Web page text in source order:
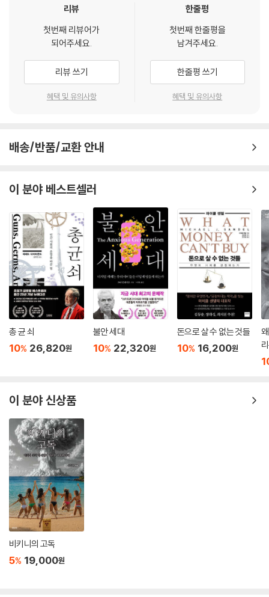
리 밖으로 밀려날 때, 현대의 부모나 교사가 대응하기 어려운 아이들을 다
시 질서 안으로 돌려보내야 할 때, 다시 그들을 사회의 틀 안으로 되돌려놓
는 역할을 담당하는 곳이 오늘날의 의료와 복지 서비스인 것이다.
20세기 이후 건강한 육체는 경제적 효율성을 뒷받침하는 하나의 요소로
부각되었고, 동시에 아름다운 육체를 만들기 위해서는 화장품과 피부 관
는 건강하고 아름다운 육체를 유지해야 한다는 강박에서 벗어나기 어려워
졌으며, 사회 또한 이 통념대로 점점 더 견고해지고 있다. 이처럼 복잡한 사
학적 개념으로만 대하기는 어렵다.
--- p.115
건강이 보편적 가치로서 점점 더 환대받는 반면, 질병과 죽음이 일상과 분
리되어간다면 우리는 병과 죽음을 내 삶의 일부로 인식하기 어렵다. 질병
과 죽음이 비일상적인 것이 되면 우리는 점점 건강이라는 보편적 가치만을
좇으며 살게 된다. 반면 갑작스럽게 찾아오는 병과 죽음은 받아들이기 힘
든 체험이 되어 건강을 추구하는 행위는 마침내 강박으로 변하고 만다. 지
나치게 건강에 치우친 이런 생사관은 건강할 때는 행복하고 쾌적한 가치관
처럼 보이지만, 병이나 죽음을 전제로 한 삶의 방식을 취하는 데에는 아무
런 도움이 되지 않는다.
식으로 사고하고 행동한 결과, 도쿄와 그 주변 지역의 젊은 세대 상당수는
리에 따라 열심히 살아온 덕분에 거리는 점점 늙어가고, 나라의 인구 또한
지속적으로 감소하고 있다. 거시적으로 보자면 자본주의와 사회계약의 논
리에 맞게 사는 삶이 오히려 그 기반을 무너뜨리고 있는 꼴이니 참으로 역
설적인 현상이 아닐 수 없다.
--- p.174
청결함이란 원래 상류 계급의 자기 과시로 시작해, 이후 중상류 계급의 사
회적 지위를 보여주는 특성이 되었다. 몸단장에 돈과 시간을 쓸 수 있는 사
람만이 청결함을 능숙하게 관리할 수 있었으며, 그러한 가정의 자녀만이
자연스럽게 체득할 수 있는 문화자본이기도 했다. 결국 청결은 애초부터
: ‘능숙한 인간’만을 허용하는 사회는 어떻게 개인을 환자로 만드는가
친절함과 빠른 일처리 능력은 이제 개인의 미덕이 아니라 사회가 요구하는
기본값이 되었다. 저자는 지나치게 업무 수준이 높고 고른 능력을 갖춘 사
람만이 선호되는 일본 사회 풍경을 그리면서, 일본과 한국처럼 서비스 수
준이 높고 규격화된 곳일수록 개인은 언제나 밝은 표정과 효율적인 대응을
강요받는다고 말한다. 문제는 이러한 ‘고성능의 기준’이 노동 현장을 넘어
만 살아남는 경쟁이 곳곳에서 펼쳐지는 것이다.
의 설 자리는 급격히 좁아진다. 일처리가 조금 느리거나, 성격이 내성적이
띄지 않는 곳으로 밀려난다. 이 과정에서 발생하는 좌절과 불안은 결국 현
대인들을 정신건강의학과로 내몬다. 과거라면 조금 독특한 개성으로 받아
들여졌을 특성들이, 이제는 반드시 교정해야 할 질병이 되어버린 것이다.
저자는 폭증하는 ADHD(주의력결핍 과잉행동장애)와 ASD(자폐스펙트
럼장애) 진단을 개인의 결함으로만 보지 않는다. 그는 이를 자본주의적 질
서와 고도화된 사회규범, 그리고 정신의료 시스템이 맞물려 만들어낸 구조
적 산물로 규정한다. 저자는 묻는다. 과연 이런 사회에 적응하지 못하는 개
인이 문제인가, 아니면 ‘능숙하고 결함 없는 인간’만을 허용하는 엄격한 사
회가 이미 병든 것인가.
오늘날 건강은 선택이 아닌 의무에 가깝다. 운동과 저속노화 식단, 건강위
험인자를 점검하며, 노화를 늦추기 위해 아낌없이 투자하는 삶은 현대인의
기본값이 되었다. 이제 흡연은 좁은 흡연 부스로 밀려나, 비정상적 행위로
취급받고 있다. 인류 역사상 모두가 이토록 건강에 집착하는 시대는 없었
다. 건강은 이제 삶을 위한 수단을 넘어, 그 자체로 삶의 목적이 되어버렸
다. 그 결과 ‘건강한 개인’은 곧 ‘우월한 개인’으로 간주되기 시작했다. 반대
로 질병과 노쇠는 사회의 전면에서 철저히 배제된다. 중환자와 장기 돌봄
이 필요한 이들은 병원과 요양시설이라는 의료 시스템 안으로 들어가 사회
공동체로부터 단절되고, 도시는 오직 건강하고 생산적인, 활력 있는 사람
들만의 공간처럼 유지된다.
지하는 것이 의무가 되었으며, 남에게 폐를 끼치지 않는 것이 가장 중요한
가치가 되었다. 이게 뭐가 문제냐고? 모두가 질서, 건강, 청결을 지키려고
너무 많은 애를 쓴 결과, 어느덧 사회 전체가 필요 이상으로 예민해져버렸
을 살게 되었다. 안전한 사회가 될수록 안심은 되지 않는 아이러니가 일본
의 현재다. 한국도 예외는 아니다. 세상이 편리해질수록 불편을 느끼는 문
턱은 낮아지고 우리는 점점 더 서로에게 엄격해진다. 이 책에는 그런 현대
리뷰
첫번째 리뷰어가
되어주세요.
리뷰 쓰기
혜택 및 유의사항
한줄평
첫번째 한줄평을
남겨주세요.
한줄평 쓰기
혜택 및 유의사항
배송/반품/교환 안내
이 분야 베스트셀러
총 균 쇠
10% 26,820원
불안 세대
10% 22,320원
돈으로 살 수 없는 것들
10% 16,200원
이 분야 신상품
비키니의 고독
5% 19,000원